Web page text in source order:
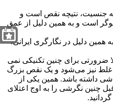
جنسیت، نتیچه نقص است و
است و به همین دلیل از عمق
دلیل در نگارگری ایرانی،
ضرورتی برای چنین تکنیکی نمی
غلط نیز می‌شود و یک نقص بزرگ
شی داشته باشد. همین یکی از
در قرن بیستم، در جوامع غربی به چنین نتیجه‌ای رسیدند و انواع سبکها از کوبیسم و … سر برآورد اما نگارگران ایرانی قریب به 400سال قبل چنین نگرشی را به اوج اعتلای